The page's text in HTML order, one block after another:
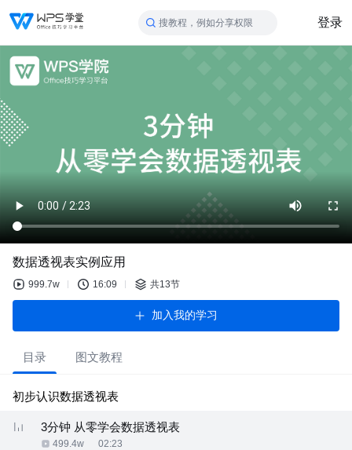
搜教程，例如分享权限 登录
数据透视表实例应用
999.7w 16:09 共13节
加入我的学习
目录 图文教程
初步认识数据透视表
3分钟 从零学会数据透视表
499.4w 02:23